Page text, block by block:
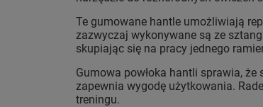
Te gumowane hantle umożliwiają
zazwyczaj wykonywane są ze
skupiając się na pracy jednego
Gumowa powłoka hantli sprawia,
zapewnia wygodę użytkowania.
treningu.